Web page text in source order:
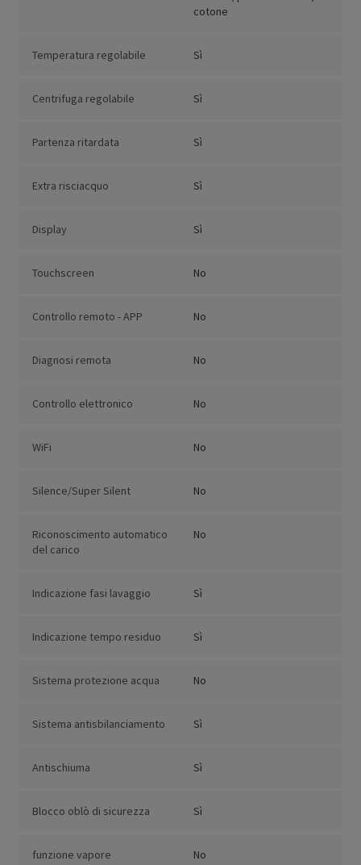
cotone
Temperatura regolabile Sì
Centrifuga regolabile Sì
Partenza ritardata Sì
Extra risciacquo Sì
Display Sì
Touchscreen No
Controllo remoto - APP No
Diagnosi remota No
Controllo elettronico No
WiFi No
Silence/Super Silent No
Riconoscimento automatico
del carico
No
Indicazione fasi lavaggio Sì
Indicazione tempo residuo Sì
Sistema protezione acqua No
Sistema antisbilanciamento Sì
Antischiuma Sì
Blocco oblò di sicurezza Sì
funzione vapore No